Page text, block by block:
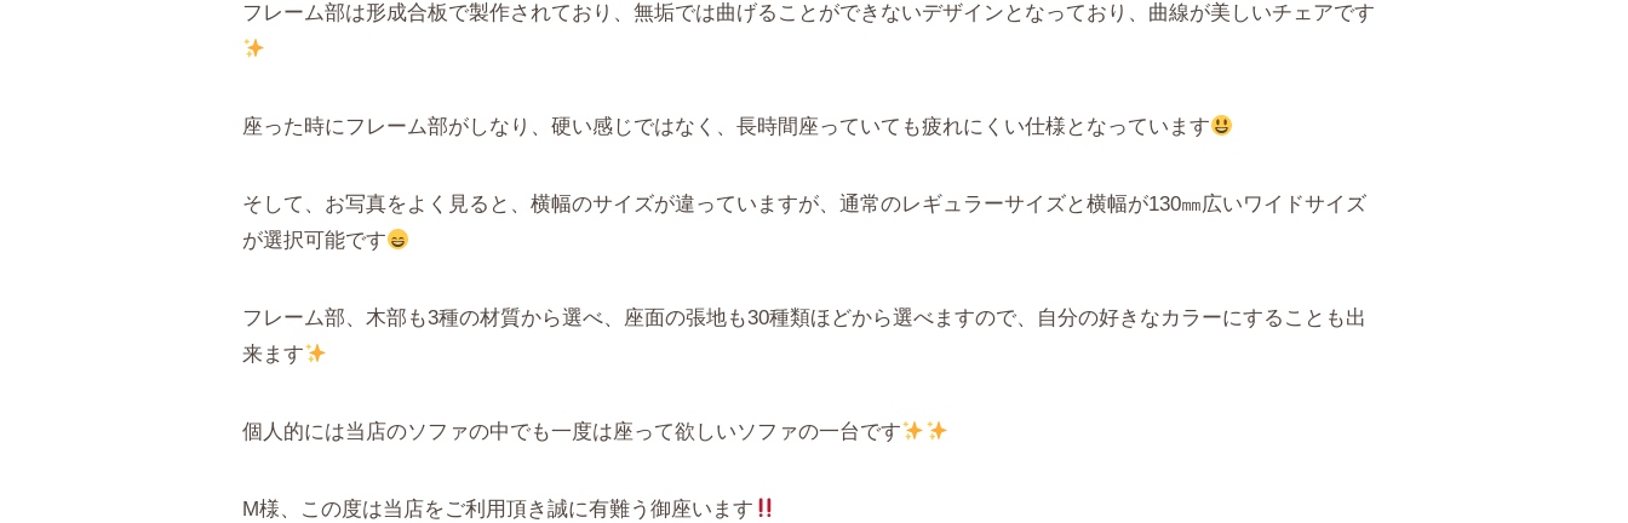
フレーム部は形成合板で製作されており、無垢では曲げることができないデザインとなっており、曲線が美しいチェアです
座った時にフレーム部がしなり、硬い感じではなく、長時間座っていても疲れにくい仕様となっています
そして、お写真をよく見ると、横幅のサイズが違っていますが、通常のレギュラーサイズと横幅が130㎜広いワイドサイズ
が選択可能です
フレーム部、木部も3種の材質から選べ、座面の張地も30種類ほどから選べますので、自分の好きなカラーにすることも出
来ます
個人的には当店のソファの中でも一度は座って欲しいソファの一台です
M様、この度は当店をご利用頂き誠に有難う御座います